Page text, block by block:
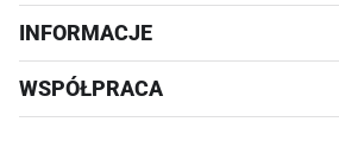
WYPRZEDAŻ
REALIZACJA I WYSYŁKA
WYMIANA
INFORMACJE
KONTAKT
WSPÓŁPRACA